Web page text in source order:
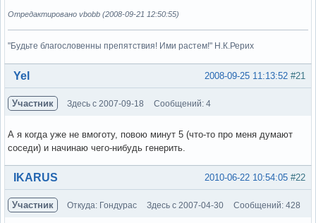
Отредактировано vbobb (2008-09-21 12:50:55)
"Будьте благословенны препятствия! Ими растем!" Н.К.Рерих
Вне форума #21
2008-09-25 11:13:52
Yel
Участник Здесь с 2007-09-18 Сообщений: 4
А я когда уже не вмоготу, повою минут 5 (что-то про меня думают
соседи) и начинаю чего-нибудь генерить.
Вне форума #22
2010-06-22 10:54:05
IKARUS
Участник Откуда: Гондурас Здесь с 2007-04-30 Сообщений: 428